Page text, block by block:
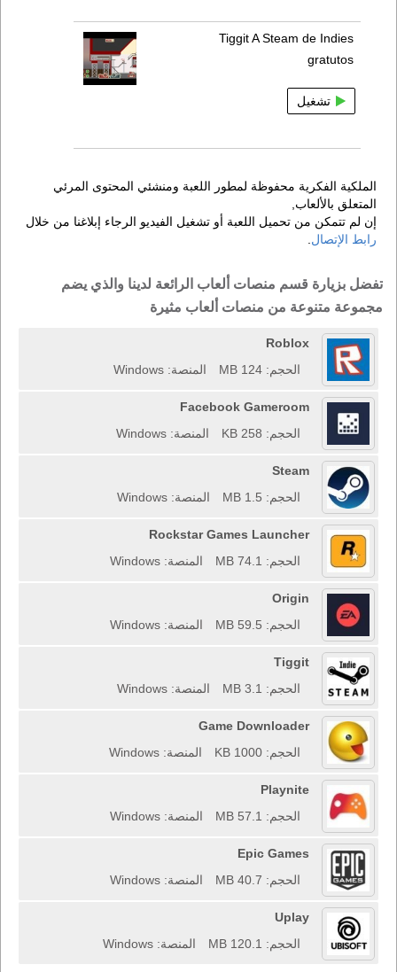
Tiggit A Steam de Indies
gratutos
تشغيل
الملكية الفكرية محفوظة لمطور اللعبة ومنشئي المحتوى المرئي
المتعلق بالألعاب,
إن لم تتمكن من تحميل اللعبة أو تشغيل الفيديو الرجاء إبلاغنا من خلال
رابط الإتصال.
تفضل بزيارة قسم منصات ألعاب الرائعة لدينا والذي يضم
مجموعة متنوعة من منصات ألعاب مثيرة
Roblox
الحجم: 124 MB
المنصة: Windows
Facebook Gameroom
الحجم: 258 KB
المنصة: Windows
Steam
الحجم: 1.5 MB
المنصة: Windows
Rockstar Games Launcher
الحجم: 74.1 MB
المنصة: Windows
Origin
الحجم: 59.5 MB
المنصة: Windows
Tiggit
الحجم: 3.1 MB
المنصة: Windows
Game Downloader
الحجم: 1000 KB
المنصة: Windows
Playnite
الحجم: 57.1 MB
المنصة: Windows
Epic Games
الحجم: 40.7 MB
المنصة: Windows
Uplay
الحجم: 120.1 MB
المنصة: Windows